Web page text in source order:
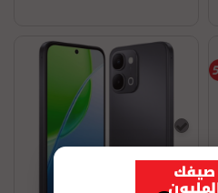
Gris